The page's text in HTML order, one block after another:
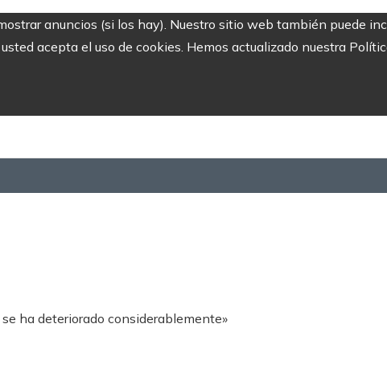
anuncios (si los hay). Nuestro sitio web también puede
acepta el uso de cookies. Hemos actualizado nuestra
ha deteriorado considerablemente»